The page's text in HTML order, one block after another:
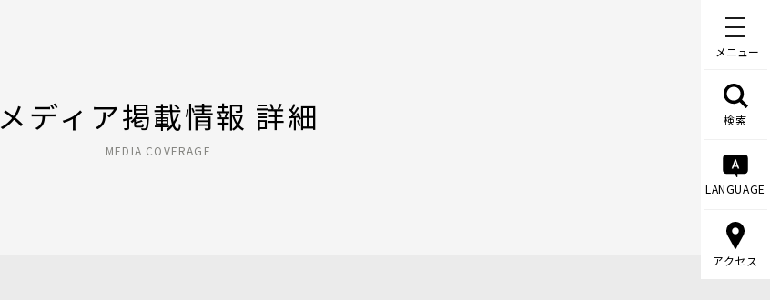
メニュー
検索
LANGUAGE
アクセス
メディア掲載情報 詳細
MEDIA COVERAGE